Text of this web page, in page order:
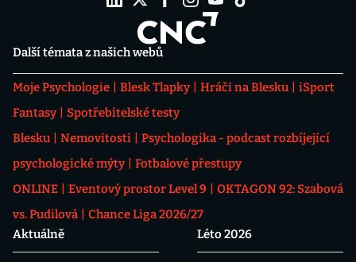
Další témata z našich webů
Moje Psychologie Blesk Tlapky Hráči na Blesku
iSport
Fantasy
Spotřebitelské testy
Blesku
Nemovitosti
Psychologika - podcast rozbíjející
psychologické mýty
Fotbalové přestupy
ONLINE
Eventový prostor Level 9
OKTAGON 92: Szabová
vs. Pudilová
Chance Liga 2026/27
Aktuálně
Léto 2026